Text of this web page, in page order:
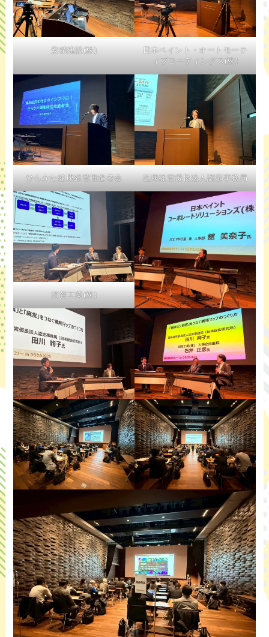
安積建設(株)
日本ペイント・オートモーテ
ィブコーティングス(株)
ひらかた健康経営推進者会 健康経営優良法人認定事務局
須賀工業(株)